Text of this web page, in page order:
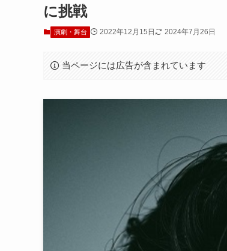
に挑戦
演劇・舞台 2022年12月15日 2024年7月26日
当ページには広告が含まれています